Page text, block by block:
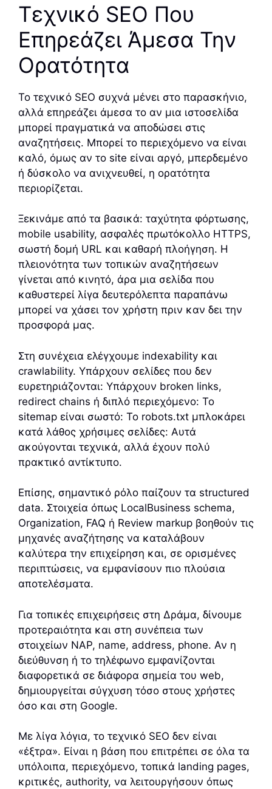
Τεχνικό SEO Που
Επηρεάζει Άμεσα Την
Ορατότητα
Το τεχνικό SEO συχνά μένει στο παρασκήνιο,
αλλά επηρεάζει άμεσα το αν μια ιστοσελίδα
μπορεί πραγματικά να αποδώσει στις
αναζητήσεις. Μπορεί το περιεχόμενο να είναι
καλό, όμως αν το site είναι αργό, μπερδεμένο
ή δύσκολο να ανιχνευθεί, η ορατότητα
περιορίζεται.
Ξεκινάμε από τα βασικά: ταχύτητα φόρτωσης,
mobile usability, ασφαλές πρωτόκολλο HTTPS,
σωστή δομή URL και καθαρή πλοήγηση. Η
πλειονότητα των τοπικών αναζητήσεων
γίνεται από κινητό, άρα μια σελίδα που
καθυστερεί λίγα δευτερόλεπτα παραπάνω
μπορεί να χάσει τον χρήστη πριν καν δει την
προσφορά μας.
Στη συνέχεια ελέγχουμε indexability και
crawlability. Υπάρχουν σελίδες που δεν
ευρετηριάζονται: Υπάρχουν broken links,
redirect chains ή διπλό περιεχόμενο: Το
sitemap είναι σωστό: Το robots.txt μπλοκάρει
κατά λάθος χρήσιμες σελίδες: Αυτά
ακούγονται τεχνικά, αλλά έχουν πολύ
πρακτικό αντίκτυπο.
Επίσης, σημαντικό ρόλο παίζουν τα structured
data. Στοιχεία όπως LocalBusiness schema,
Organization, FAQ ή Review markup βοηθούν τις
μηχανές αναζήτησης να καταλάβουν
καλύτερα την επιχείρηση και, σε ορισμένες
περιπτώσεις, να εμφανίσουν πιο πλούσια
αποτελέσματα.
Για τοπικές επιχειρήσεις στη Δράμα, δίνουμε
προτεραιότητα και στη συνέπεια των
στοιχείων NAP, name, address, phone. Αν η
διεύθυνση ή το τηλέφωνο εμφανίζονται
διαφορετικά σε διάφορα σημεία του web,
δημιουργείται σύγχυση τόσο στους χρήστες
όσο και στη Google.
Με λίγα λόγια, το τεχνικό SEO δεν είναι
«έξτρα». Είναι η βάση που επιτρέπει σε όλα τα
υπόλοιπα, περιεχόμενο, τοπικά landing pages,
κριτικές, authority, να λειτουργήσουν όπως